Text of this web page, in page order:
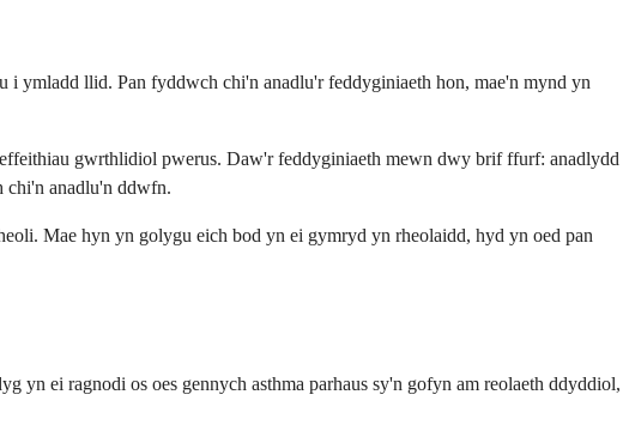
ymladd llid. Pan fyddwch chi'n anadlu'r feddyginiaeth hon, mae'n mynd yn
gwrthlidiol pwerus. Daw'r feddyginiaeth mewn dwy brif ffurf: anadlydd
chi'n anadlu'n ddwfn.
Mae hyn yn golygu eich bod yn ei gymryd yn rheolaidd, hyd yn oed pan
yn ei ragnodi os oes gennych asthma parhaus sy'n gofyn am reolaeth ddyddiol,